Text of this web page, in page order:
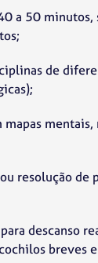
a 50 minutos,
de
mapas mentais,
resolução de
descanso
breves